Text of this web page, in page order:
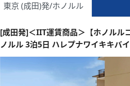
東京 (成田)発/ホノルル
[成田発]＜IIT運賃商品＞【ホノルル
ノルル 3泊5日 ハレプナワイキキバ